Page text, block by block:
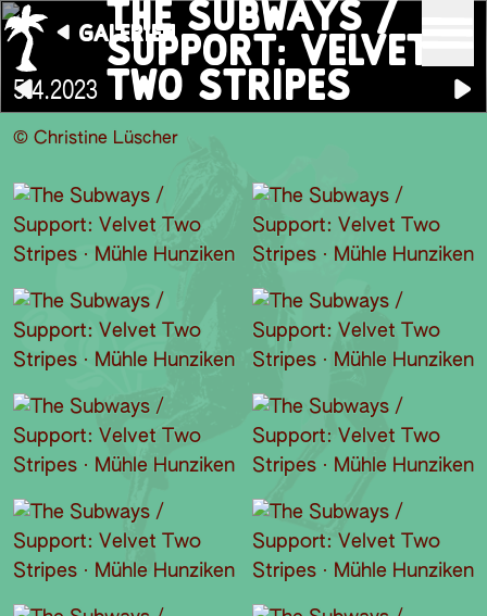
GALERIEN
5.4.2023
THE SUBWAYS /
SUPPORT: VELVET
TWO STRIPES
© Christine Lüscher